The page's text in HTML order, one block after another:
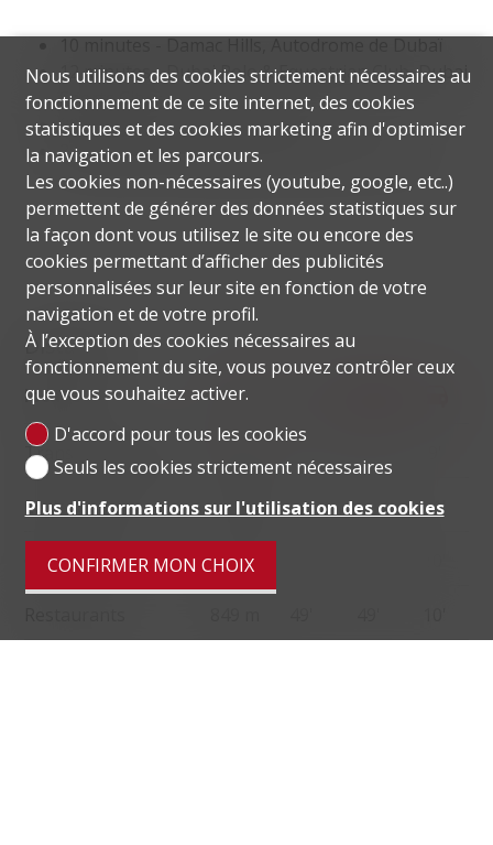
12 minutes - Dubai Polo & Equestrian Club, Dubai
Sports City
22 minutes - Marina de Dubaï
35 minutes - Aéroport international de Dubaï
Distances
localite
Transports publics
Ecole primaire 1.05 km 59' 59' 11'
Commerces 770 m
Nous utilisons des cookies strictement nécessaires au
fonctionnement de ce site internet, des cookies
statistiques et des cookies marketing afin d'optimiser
la navigation et les parcours.
Les cookies non-nécessaires (youtube, google, etc..)
permettent de générer des données statistiques sur
la façon dont vous utilisez le site ou encore des
cookies permettant d’afficher des publicités
personnalisées sur leur site en fonction de votre
navigation et de votre profil.
À l’exception des cookies nécessaires au
fonctionnement du site, vous pouvez contrôler ceux
que vous souhaitez activer.
D'accord pour tous les cookies
Seuls les cookies strictement nécessaires
Plus d'informations sur l'utilisation des cookies
CONFIRMER MON CHOIX